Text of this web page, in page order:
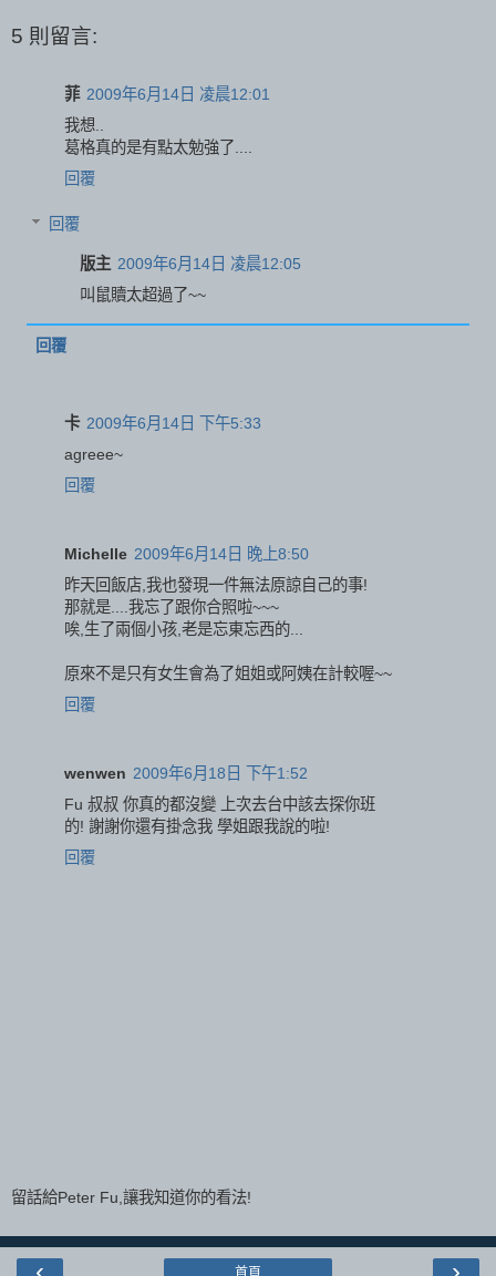
5 則留言:
菲 2009年6月14日 凌晨12:01
我想..
葛格真的是有點太勉強了....
回覆
回覆
版主 2009年6月14日 凌晨12:05
叫鼠贖太超過了~~
回覆
卡 2009年6月14日 下午5:33
agreee~
回覆
Michelle 2009年6月14日 晚上8:50
昨天回飯店,我也發現一件無法原諒自己的事!
那就是....我忘了跟你合照啦~~~
唉,生了兩個小孩,老是忘東忘西的...
原來不是只有女生會為了姐姐或阿姨在計較喔~~
回覆
wenwen 2009年6月18日 下午1:52
Fu 叔叔 你真的都沒變 上次去台中該去探你班
的! 謝謝你還有掛念我 學姐跟我說的啦!
回覆
留話給Peter Fu,讓我知道你的看法!
首頁